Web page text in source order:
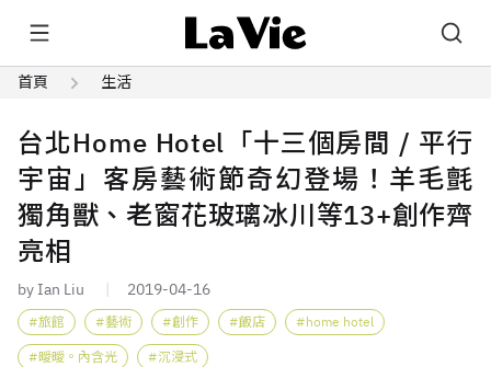
首頁 生活
台北Home Hotel「十三個房間 / 平行
宇宙」客房藝術節奇幻登場！羊毛氈
獨角獸、老窗花玻璃冰川等13+創作齊
亮相
by Ian Liu 2019-04-16
旅館 藝術 創作 飯店 home hotel
曖曖。內含光 沉浸式